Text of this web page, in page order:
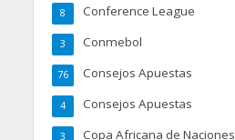
Conference League
8
Conmebol
3
Consejos Apuestas
76
Consejos Apuestas
4
Copa Africana de Naciones
3